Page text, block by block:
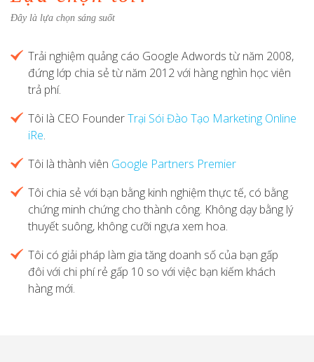
Đây là lựa chọn sáng suốt
Trải nghiệm quảng cáo Google Adwords từ năm 2008,
đứng lớp chia sẻ từ năm 2012 với hàng nghìn học viên
trả phí.
Tôi là CEO FounderTrại Sói Đào Tạo Marketing Online
iRe.
Tôi là thành viên Google Partners Premier
Tôi chia sẻ với bạn bằng kinh nghiệm thực tế, có bằng
chứng minh chứng cho thành công. Không dạy bằng lý
thuyết suông, không cưỡi ngựa xem hoa.
Tôi có giải pháp làm gia tăng doanh số của bạn gấp
đôi với chi phí rẻ gấp 10 so với việc bạn kiếm khách
hàng mới.